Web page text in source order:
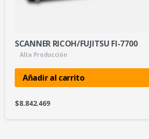
SCANNER RICOH/FUJITSU FI-7700
Alta Producción
Añadir al carrito
$8.842.469